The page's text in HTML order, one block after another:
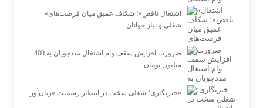
«اشتغال ناقص»؛ شکاف عمیق میان فرصت‌های
شغلی و نیاز جوانان
ضرورت افزایش سقف وام اشتغال مددجویان به 400
میلیون تومان
خبرنگاری؛ شغلی سخت در انتظار رسمیت «زیان‌آور»